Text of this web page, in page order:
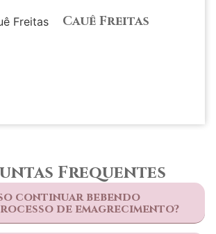
Cauê Freitas
Frequentes
continuar bebendo
de emagrecimento?